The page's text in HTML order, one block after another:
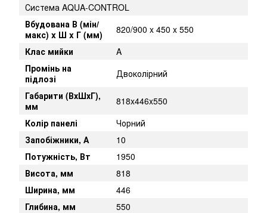
Система AQUA-CONTROL
Вбудована В (мін/
макс) x Ш x Г (мм)
820/900 x 450 x 550
Клас мийки
A
Промінь на
підлозі
Двоколірний
Габарити (ВхШхГ),
мм
818x446x550
Колір панелі
Чорний
Запобіжники, А
10
Потужність, Вт
1950
Висота, мм
818
Ширина, мм
446
Глибина, мм
550